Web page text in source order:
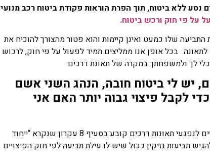
נסע ללא ביטוח, תוך הפרת הוראות פקודת ביטוח רכב מנועי
על פי חוק ורכש ביטוח.
שלו כמעט ואינן קיימות והוא פטור מהצורך להוכיח את
בכל אופן אנו ממליצים תמיד לפעול על פי חוק, לרכוש
לך ולמשפחתך במקרה של תאונת דרכים.
יש לי ביטוח חובה, הנהג השני אשם
לקבל פיצוי גבוה יותר האם אני
התשובה היא חד משמעית לא. ומדוע לא? משום שחוק הפיצויים לנפגעי תאונות דרכים קובע בסעיף 8 עקרון שנקרא “ייחוד
תביעות נזיקין ככול שיש לו עילת תביעה לפי חוק הפיצויים